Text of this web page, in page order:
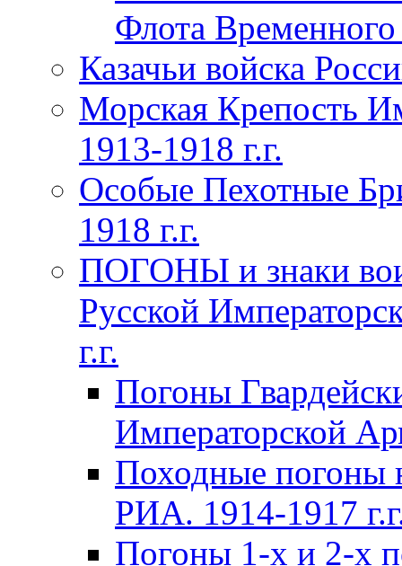
Флота Временного
Казачьи войска
Морская Крепость
1913-1918 г.г.
Особые Пехотные
1918 г.г.
ПОГОНЫ и знаки
Русской
г.г.
Погоны
Императорской
Походные погоны
РИА. 1914-1917
Погоны 1-х и 2-х